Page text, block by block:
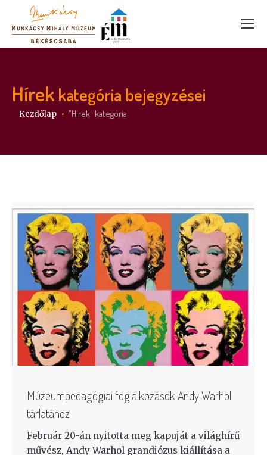
Hírek kategória bejegyzései
Itt vagy:
Kezdőlap "Hírek" kategória
Múzeumpedagógiai foglalkozások Andy Warhol
tárlatához
Február 20-án nyitotta meg kapuját a világhírű
művész, Andy Warhol grandiózus kiállítása a